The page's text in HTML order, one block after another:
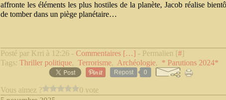
affronte les éléments les plus hostiles de la planète, Jacob réalise
de tomber dans un piège planétaire…
Posté par Krri à 12:26 - Commentaires […] - Permalien [#]
Tags: Thriller politique, Terrorisme, Archéologie, * Parutions 2024*
Repost 0
Vous aimez ? 0 vote